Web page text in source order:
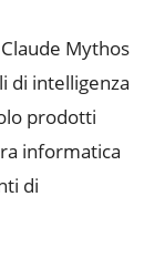
Mythos
di intelligenza
prodotti
informatica
di